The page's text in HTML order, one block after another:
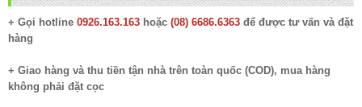
+ Gọi hotline 0926.163.163 hoặc (08) 6686.6363 để được tư vấn và đặt
hàng
+ Giao hàng và thu tiền tận nhà trên toàn quốc (COD), mua hàng
không phải đặt cọc